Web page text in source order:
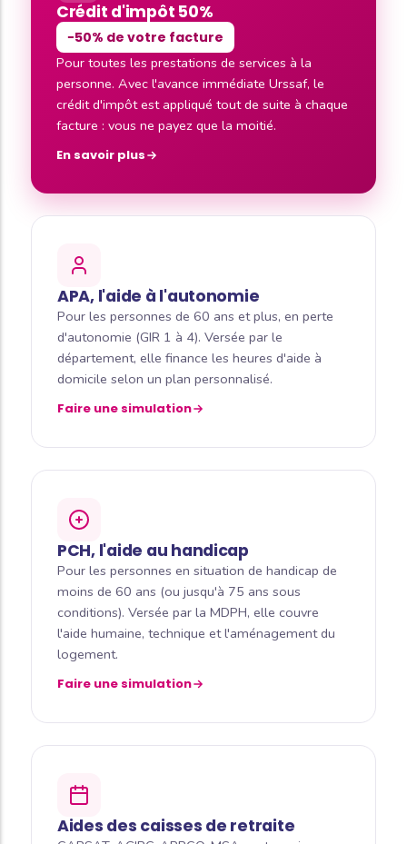
Crédit d'impôt 50%
−50% de votre facture
Pour toutes les prestations de services à la
personne. Avec l'avance immédiate Urssaf, le
crédit d'impôt est appliqué tout de suite à chaque
facture : vous ne payez que la moitié.
En savoir plus
APA, l'aide à l'autonomie
Pour les personnes de 60 ans et plus, en perte
d'autonomie (GIR 1 à 4). Versée par le
département, elle finance les heures d'aide à
domicile selon un plan personnalisé.
Faire une simulation
PCH, l'aide au handicap
Pour les personnes en situation de handicap de
moins de 60 ans (ou jusqu'à 75 ans sous
conditions). Versée par la MDPH, elle couvre
l'aide humaine, technique et l'aménagement du
logement.
Faire une simulation
Aides des caisses de retraite